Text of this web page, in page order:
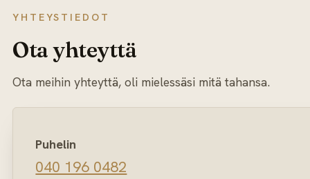
YHTEYSTIEDOT
Ota yhteyttä
Ota meihin yhteyttä, oli mielessäsi mitä tahansa.
Puhelin
040 196 0482